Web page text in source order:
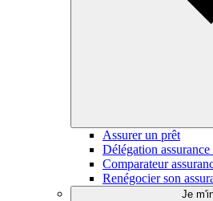
Assurer un prêt
Délégation
Comparateur
Renégocier son
Je